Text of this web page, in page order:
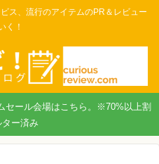
ス、流行のアイテムのPR＆レビュー
く！
セール会場はこちら。※70%以上割
ター済み